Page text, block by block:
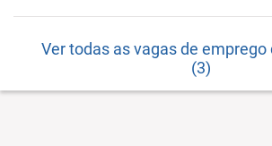
Ver todas as vagas de emprego
(3)